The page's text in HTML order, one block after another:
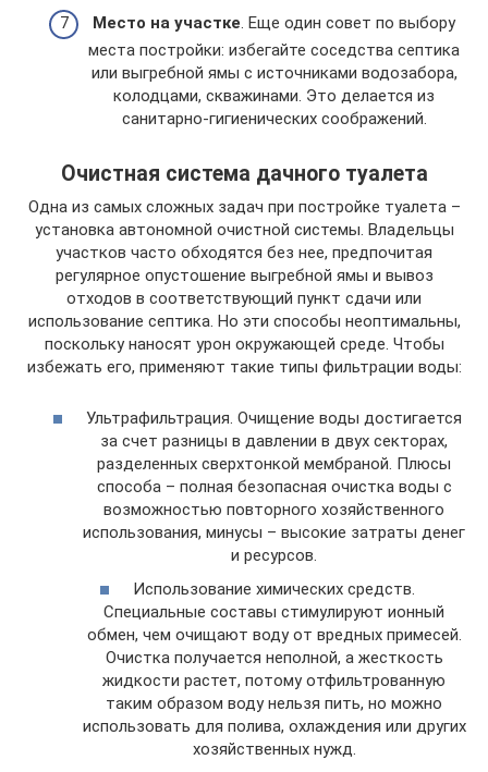
Место на участке. Еще один совет по выбору
места постройки: избегайте соседства септика
или выгребной ямы с источниками водозабора,
колодцами, скважинами. Это делается из
санитарно-гигиенических соображений.
Очистная система дачного туалета
Одна из самых сложных задач при постройке туалета –
установка автономной очистной системы. Владельцы
участков часто обходятся без нее, предпочитая
регулярное опустошение выгребной ямы и вывоз
отходов в соответствующий пункт сдачи или
использование септика. Но эти способы неоптимальны,
поскольку наносят урон окружающей среде. Чтобы
избежать его, применяют такие типы фильтрации воды:
Ультрафильтрация. Очищение воды достигается
за счет разницы в давлении в двух секторах,
разделенных сверхтонкой мембраной. Плюсы
способа – полная безопасная очистка воды с
возможностью повторного хозяйственного
использования, минусы – высокие затраты денег
и ресурсов.
Использование химических средств.
Специальные составы стимулируют ионный
обмен, чем очищают воду от вредных примесей.
Очистка получается неполной, а жесткость
жидкости растет, потому отфильтрованную
таким образом воду нельзя пить, но можно
использовать для полива, охлаждения или других
хозяйственных нужд.